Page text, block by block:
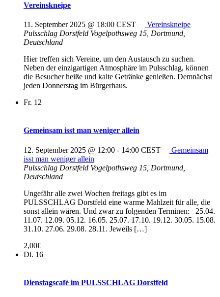
Vereinskneipe
11. September 2025 @ 18:00 CEST
Vereinskneipe
Pulsschlag Dorstfeld Vogelpothsweg 15, Dortmund,
Deutschland
Hier treffen sich Vereine, um den Austausch zu suchen.
Neben der einzigartigen Atmosphäre im Pulsschlag, können
die Besucher heiße und kalte Getränke genießen. Demnächst
jeden Donnerstag im Bürgerhaus.
Fr. 12
Gemeinsam isst man weniger allein
12. September 2025 @ 12:00 - 14:00 CEST
Gemeinsam
isst man weniger allein
Pulsschlag Dorstfeld Vogelpothsweg 15, Dortmund,
Deutschland
Ungefähr alle zwei Wochen freitags gibt es im
PULSSCHLAG Dorstfeld eine warme Mahlzeit für alle, die
sonst allein wären. Und zwar zu folgenden Terminen: 25.04.
11.07. 12.09. 05.12. 16.05. 25.07. 17.10. 19.12. 30.05. 15.08.
31.10. 27.06. 29.08. 28.11. Jeweils […]
2,00€
Di. 16
Dienstagscafé im PULSSCHLAG Dorstfeld